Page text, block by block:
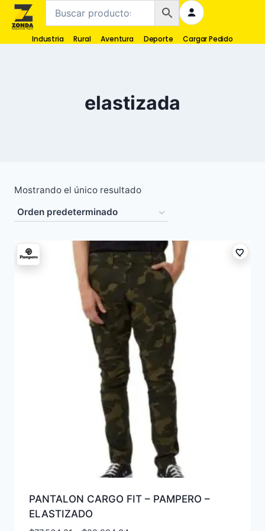
Industria Rural Aventura Deporte Cargar Pedido
elastizada
Mostrando el único resultado
PANTALON CARGO FIT – PAMPERO –
ELASTIZADO